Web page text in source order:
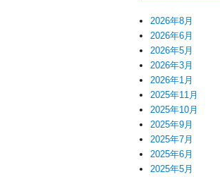
2026年8月
2026年6月
2026年5月
2026年3月
2026年1月
2025年11月
2025年10月
2025年9月
2025年7月
2025年6月
2025年5月